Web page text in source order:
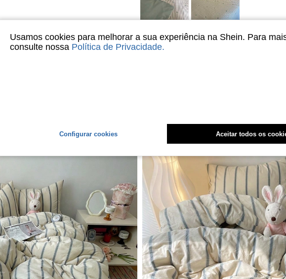
Útil (17)
Usamos cookies para melhorar a sua experiência na Shein. Para
consulte nossa Política de Privacidade.
Configurar cookies Aceitar todos os